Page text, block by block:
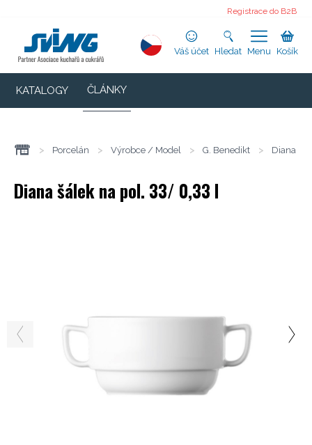
Registrace do B2B
Váš účet Hledat Menu Košík
KATALOGY ČLÁNKY
> Porcelán > Výrobce / Model > G. Benedikt > Diana
Diana šálek na pol. 33/ 0,33 l